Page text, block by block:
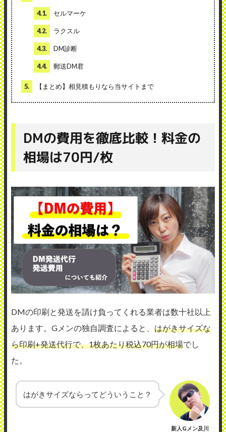
4.1. セルマーケ
4.2. ラクスル
4.3. DM診断
4.4. 郵送DM君
5. 【まとめ】相見積もりなら当サイトまで
DMの費用を徹底比較！料金の
相場は70円/枚
DMの印刷と発送を請け負ってくれる業者は数十社以上
あります。Gメンの独自調査によると、 はがきサイズな
ら印刷+発送代行で、1枚あたり税込70円が相場でし
た。
はがきサイズならってどういうこと？
新人Gメン及川